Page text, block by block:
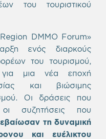
του τουριστικού
DMMO Forum»
ενός διαρκούς
του τουρισμού,
για μια νέα εποχή
και βιώσιμης
Οι δράσεις που
συζητήσεις που
τη δυναμική
και ευέλικτου